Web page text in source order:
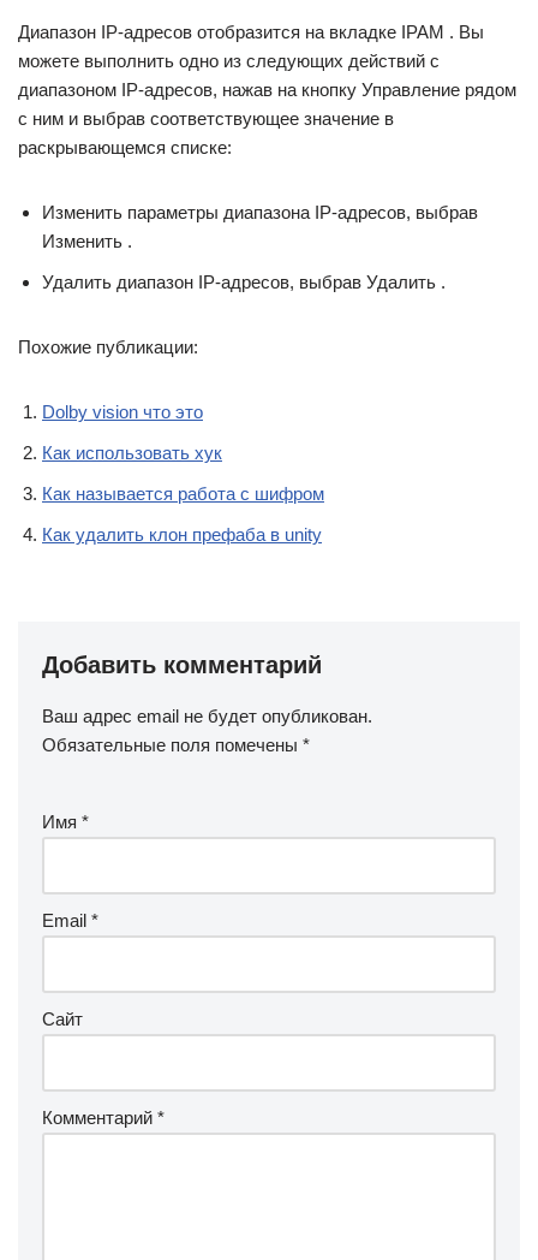
Диапазон IP-адресов отобразится на вкладке IPAM . Вы
можете выполнить одно из следующих действий с
диапазоном IP-адресов, нажав на кнопку Управление рядом
с ним и выбрав соответствующее значение в
раскрывающемся списке:
Изменить параметры диапазона IP-адресов, выбрав
Изменить .
Удалить диапазон IP-адресов, выбрав Удалить .
Похожие публикации:
Dolby vision что это
Как использовать хук
Как называется работа с шифром
Как удалить клон префаба в unity
Добавить комментарий
Ваш адрес email не будет опубликован.
Обязательные поля помечены *
Имя *
Email *
Сайт
Комментарий *